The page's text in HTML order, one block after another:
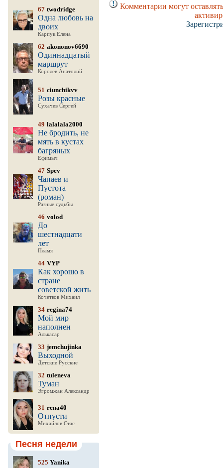
67 twodridge
Одна любовь на
двоих
Карпук Елена
62 akononov6690
Одиннадцатый
маршрут
Королев Анатолий
51 ciunchikvv
Розы красные
Сухачев Сергей
49 lalalala2000
Не бродить, не
мять в кустах
багряных
Ефимыч
47 Spev
Чапаев и
Пустота
(роман)
Разные судьбы
46 volod
До
шестнадцати
лет
Пламя
44 VYP
Как хорошо в
стране
советской жить
Кочетков Михаил
34 regina74
Мой мир
наполнен
Алькасар
33 jemchujinka
Выходной
Детские Русские
32 tuleneva
Туман
Эгромжан Александр
31 rena40
Отпусти
Михайлов Стас
Песня недели
525 Yanika
Комментарии могут